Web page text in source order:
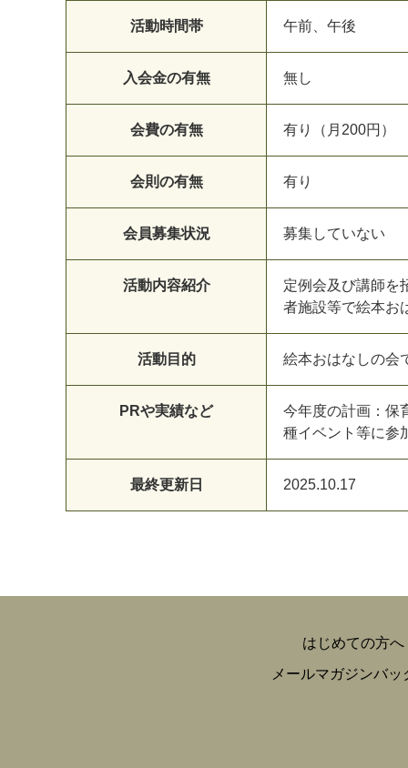
活動時間帯 午前、午後
入会金の有無 無し
会費の有無 有り（月200円）
会則の有無 有り
会員募集状況 募集していない
活動内容紹介
定例会及び講師を
者施設等で絵本お
活動目的 絵本おはなしの会
PRや実績など
今年度の計画：保
種イベント等に参
最終更新日 2025.10.17
はじめての方へ
メールマガジンバッ